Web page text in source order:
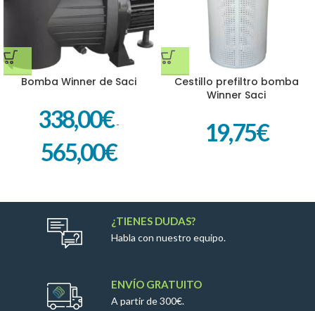
Bomba Winner de Saci
338,00€ -
565,00€
Cestillo prefiltro bomba
Winner Saci
19,75€
¿TIENES DUDAS?
Habla con nuestro equipo.
ENVÍO GRATUITO
A partir de 300€.